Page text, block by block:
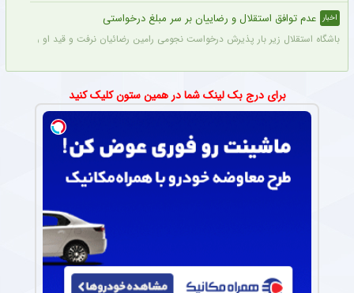
اخبار عدم توافق استقلال و رضاییان بر سر مبلغ درخواستی
باشگاه استقلال زیر بار پذیرش درخواست نجومی رامین رضائیان نرفت و قید او را زد تا
برای درج بک لینک شما در همین ستون کلیک کنید